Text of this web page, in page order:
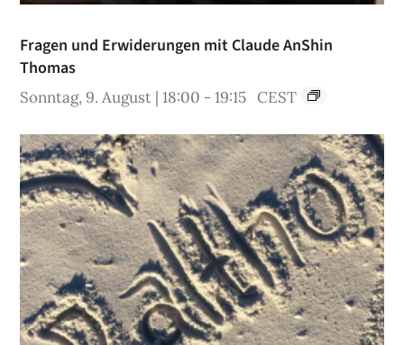
Fragen und Erwiderungen mit Claude AnShin
Thomas
Sonntag, 9. August | 18:00 -19:15 CEST